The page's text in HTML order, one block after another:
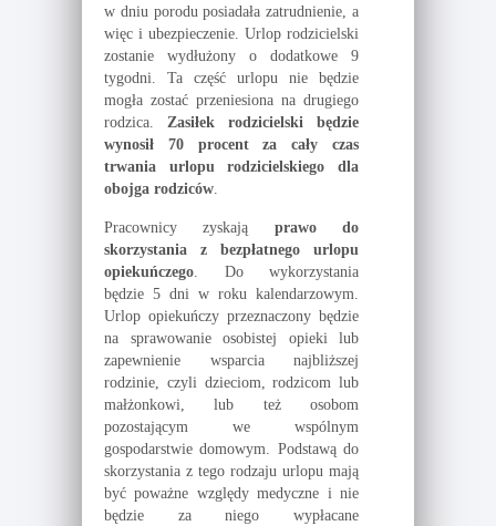
w dniu porodu posiadała zatrudnienie, a
więc i ubezpieczenie. Urlop rodzicielski
zostanie wydłużony o dodatkowe 9
tygodni. Ta część urlopu nie będzie
mogła zostać przeniesiona na drugiego
rodzica. Zasiłek rodzicielski będzie
wynosił 70 procent za cały czas
trwania urlopu rodzicielskiego dla
obojga rodziców.
Pracownicy zyskają prawo do
skorzystania z bezpłatnego urlopu
opiekuńczego. Do wykorzystania
będzie 5 dni w roku kalendarzowym.
Urlop opiekuńczy przeznaczony będzie
na sprawowanie osobistej opieki lub
zapewnienie wsparcia najbliższej
rodzinie, czyli dzieciom, rodzicom lub
małżonkowi, lub też osobom
pozostającym we wspólnym
gospodarstwie domowym. Podstawą do
skorzystania z tego rodzaju urlopu mają
być poważne względy medyczne i nie
będzie za niego wypłacane